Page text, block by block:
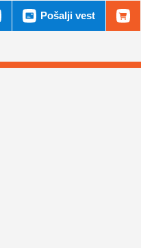
Pošalji vest